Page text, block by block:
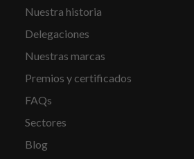
Nuestra historia
Delegaciones
Nuestras marcas
Premios y certificados
FAQs
Sectores
Blog